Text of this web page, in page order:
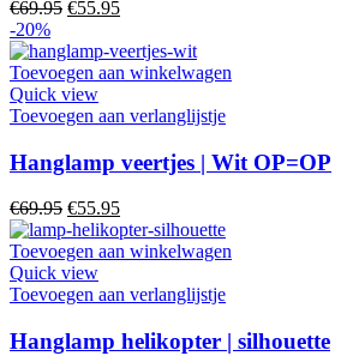
€69.95 Oorspronkelijke
was:
€69.95.
€55.95Huidige
is:
€55.95.
-20%
Toevoegen aan winkelwagen
Quick view
Toevoegen aan verlanglijstje
Hanglamp veertjes | Wit OP=OP
€69.95 Oorspronkelijke
prijs
was:
€69.95.
€55.95Huidige
prijs
is:
Toevoegen aan winkelwagen
Quick view
Toevoegen aan verlanglijstje
Hanglamp helikopter | silhouette